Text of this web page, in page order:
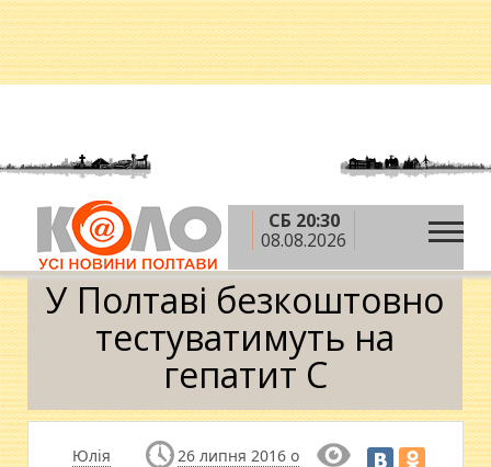
СБ 20:30
08.08.2026
Головна » Новини » Здоров'я »У Полтаві
безкоштовно тестуватимуть на гепатит С
У Полтаві безкоштовно
тестуватимуть на
гепатит С
Юлія
26 липня 2016 о